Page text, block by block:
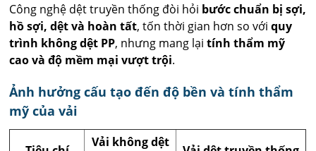
Công nghệ dệt truyền thống đòi hỏi bước chuẩn bị sợi,
hồ sợi, dệt và hoàn tất, tốn thời gian hơn so vớiquy
trình không dệt PP, nhưng mang lạitính thẩm mỹ
cao và độ mềm mại vượt trội.
Ảnh hưởng cấu tạo đến độ bền và tính thẩm
mỹ của vải
Vải không dệt